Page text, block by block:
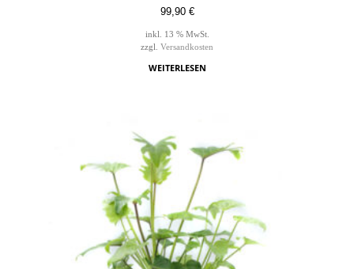
99,90 €
inkl. 13 % MwSt.
zzgl. Versandkosten
WEITERLESEN